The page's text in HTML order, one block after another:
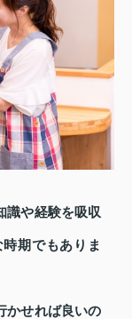
識や経験を吸収
期でもありま
かせれば良いの